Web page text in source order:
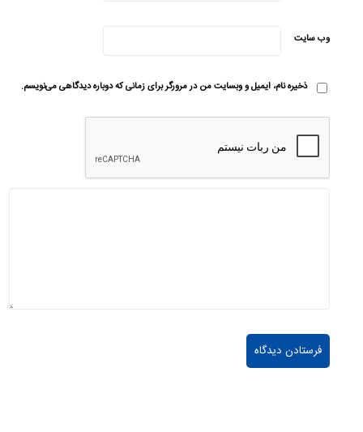
وب‌ سایت
ذخیره نام، ایمیل و وبسایت من در مرورگر برای زمانی که دوباره دیدگاهی می‌نویسم.